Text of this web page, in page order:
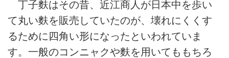
丁子麩はその昔、近江商人が日本中を歩い
て丸い麩を販売していたのが、壊れにくくす
るために四角い形になったといわれていま
す。一般のコンニャクや麩を用いてももちろ